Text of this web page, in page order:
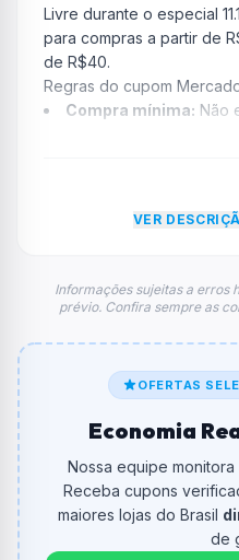
Livre durante o especial
para compras a partir de
de R$40.
Regras do cupom
Compra mínima: Não
econtradas informações
máximo para esse cupom.
O código éMELI11D11 .
De quanto é o desconto?
Qual é o valor minimo
O valor minimo de
informado.
VER
Informações sujeitas a erros
prévio. Confira sempre as
OFERTAS
Economia
Nossa equipe
Receba cupons
maiores lojas do Brasil
de